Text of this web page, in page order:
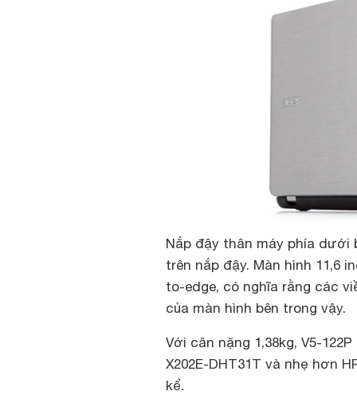
Nắp đậy thân máy phía dưới
trên nắp đậy. Màn hình 11,6
to-edge, có nghĩa rằng các
của màn hình bên trong vậy.
Với cân nặng 1,38kg, V5-
X202E-DHT31T và nhẹ hơn
kể.